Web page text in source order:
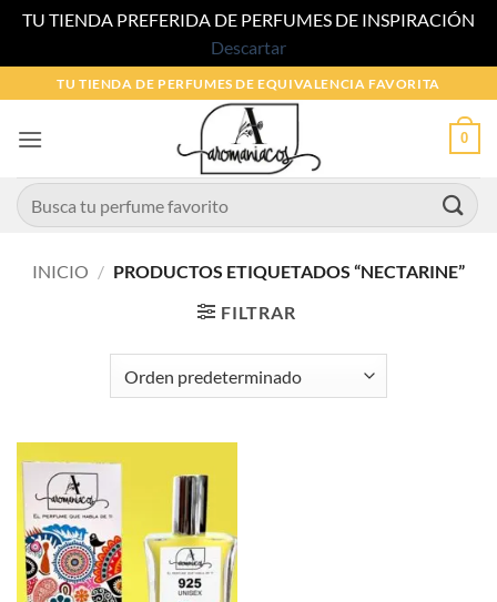
TU TIENDA PREFERIDA DE PERFUMES DE INSPIRACIÓN
Descartar
al
contenido
TU TIENDA DE PERFUMES DE EQUIVALENCIA FAVORITA
0
Buscar
por:
INICIO / PRODUCTOS ETIQUETADOS “NECTARINE”
FILTRAR